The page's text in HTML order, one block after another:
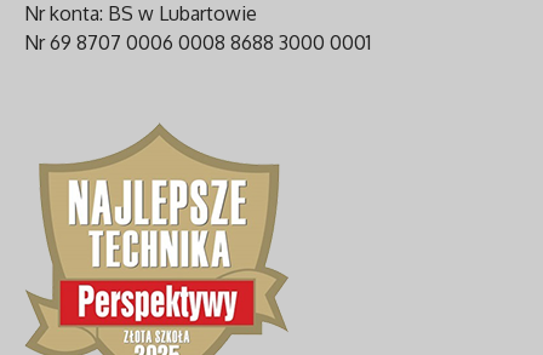
Nr konta: BS w Lubartowie
Nr 69 8707 0006 0008 8688 3000 0001